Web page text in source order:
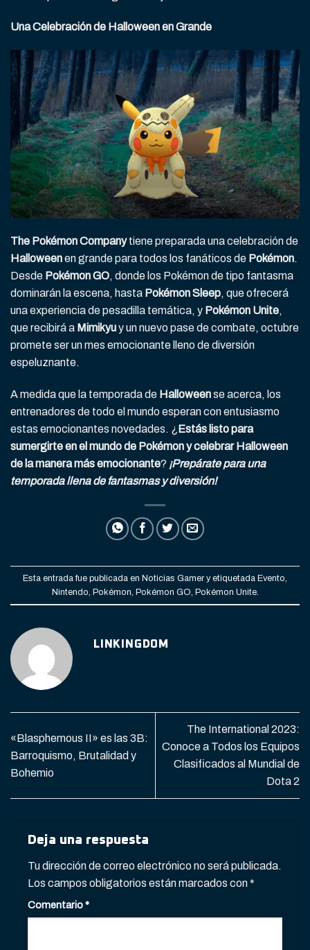
Una Celebración de Halloween en Grande
The Pokémon Companytiene preparada una celebración de
Halloweenen grande para todos los fanáticos de Pokémon.
Desde Pokémon GO, donde los Pokémon de tipo fantasma
dominarán la escena, hasta Pokémon Sleep, que ofrecerá
una experiencia de pesadilla temática, y Pokémon Unite,
que recibirá a Mimikyuy un nuevo pase de combate, octubre
promete ser un mes emocionante lleno de diversión
espeluznante.
A medida que la temporada de Halloweense acerca, los
entrenadores de todo el mundo esperan con entusiasmo
estas emocionantes novedades. ¿Estás listo para
sumergirte en el mundo de Pokémon y celebrar Halloween
de la manera más emocionante? ¡Prepárate para una
temporada llena de fantasmas y diversión!
Esta entrada fue publicada en Noticias Gamer y etiquetada Evento
Nintendo Pokémon Pokémon GO Pokémon Unite.
LINKINGDOM
«Blasphemous II» es las 3B:
Barroquismo, Brutalidad y
Bohemio
The International 2023:
Conoce a Todos los Equipos
Clasificados al Mundial de
Dota 2
Deja una respuesta
Tu dirección de correo electrónico no será publicada.
Los campos obligatorios están marcados con*
Comentario*